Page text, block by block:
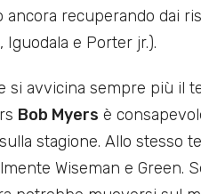
ancora recuperando dai
Iguodala e Porter jr.).
si avvicina sempre più il
Bob Myers è
stagione. Allo stesso
Wiseman e Green.